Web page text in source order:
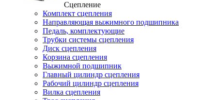
Сцепление
Комплект сцепления
Направляющая выжимного подшипника
Педаль, комплектующие
Трубки системы сцепления
Диск сцепления
Корзина сцепления
Выжимной подшипник
Главный цилиндр сцепления
Рабочий цилиндр сцепления
Вилка сцепления